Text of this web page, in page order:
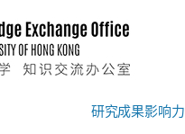
研究成果影响力